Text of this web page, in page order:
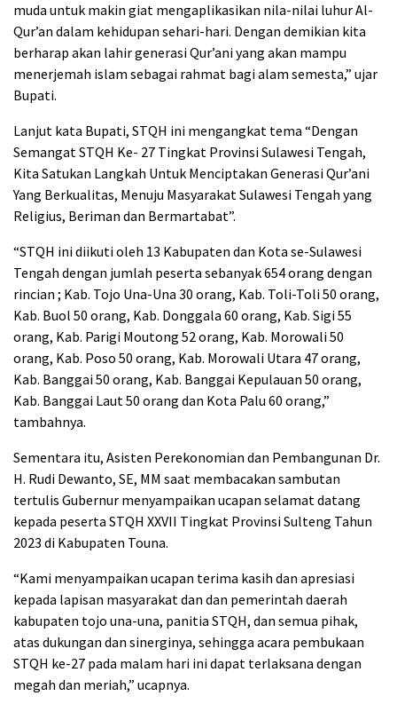
muda untuk makin giat mengaplikasikan nila-nilai luhur Al-
Qur’an dalam kehidupan sehari-hari. Dengan demikian kita
berharap akan lahir generasi Qur’ani yang akan mampu
menerjemah islam sebagai rahmat bagi alam semesta,” ujar
Bupati.
Lanjut kata Bupati, STQH ini mengangkat tema “Dengan
Semangat STQH Ke- 27 Tingkat Provinsi Sulawesi Tengah,
Kita Satukan Langkah Untuk Menciptakan Generasi Qur’ani
Yang Berkualitas, Menuju Masyarakat Sulawesi Tengah yang
Religius, Beriman dan Bermartabat”.
“STQH ini diikuti oleh 13 Kabupaten dan Kota se-Sulawesi
Tengah dengan jumlah peserta sebanyak 654 orang dengan
rincian ; Kab. Tojo Una-Una 30 orang, Kab. Toli-Toli 50 orang,
Kab. Buol 50 orang, Kab. Donggala 60 orang, Kab. Sigi 55
orang, Kab. Parigi Moutong 52 orang, Kab. Morowali 50
orang, Kab. Poso 50 orang, Kab. Morowali Utara 47 orang,
Kab. Banggai 50 orang, Kab. Banggai Kepulauan 50 orang,
Kab. Banggai Laut 50 orang dan Kota Palu 60 orang,”
tambahnya.
Sementara itu, Asisten Perekonomian dan Pembangunan Dr.
H. Rudi Dewanto, SE, MM saat membacakan sambutan
tertulis Gubernur menyampaikan ucapan selamat datang
kepada peserta STQH XXVII Tingkat Provinsi Sulteng Tahun
2023 di Kabupaten Touna.
“Kami menyampaikan ucapan terima kasih dan apresiasi
kepada lapisan masyarakat dan dan pemerintah daerah
kabupaten tojo una-una, panitia STQH, dan semua pihak,
atas dukungan dan sinerginya, sehingga acara pembukaan
STQH ke-27 pada malam hari ini dapat terlaksana dengan
megah dan meriah,” ucapnya.